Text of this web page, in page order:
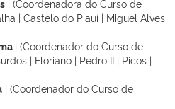
| (Coordenadora do Curso de
| Castelo do Piauí | Miguel Alves
| (Coordenador do Curso de
| Floriano | Pedro II | Picos |
| (Coordenador do Curso de